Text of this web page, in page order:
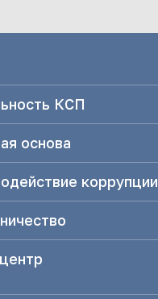
КСП
основа
коррупции